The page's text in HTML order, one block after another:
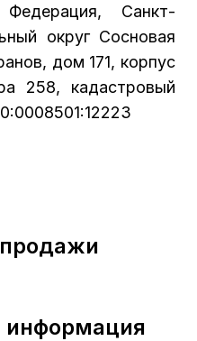
Санкт-
округ Сосновая
дом 171, корпус
258, кадастровый
информация